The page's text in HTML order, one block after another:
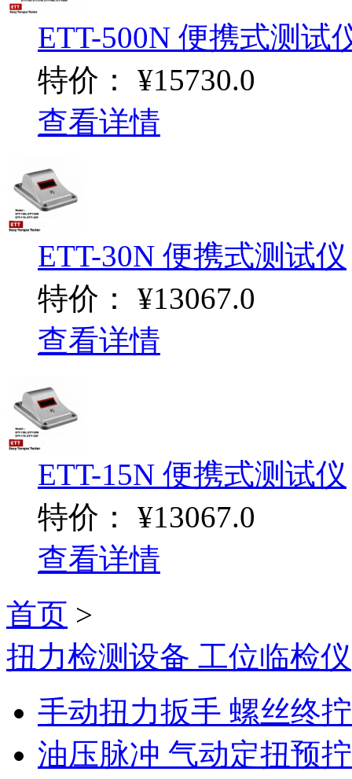
ETT-500N 便携式测试
特价：
¥15730.0
查看详情
ETT-30N 便携式测试仪
特价：
¥13067.0
查看详情
ETT-15N 便携式测试仪
特价：
¥13067.0
查看详情
首页 >
扭力检测设备 工位临检仪
手动扭力扳手 螺丝终
油压脉冲 气动定扭预